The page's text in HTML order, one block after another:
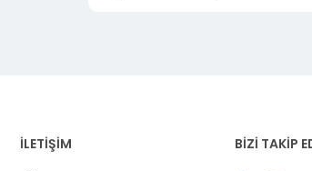
İLETİŞİM BİZİ TAKİP